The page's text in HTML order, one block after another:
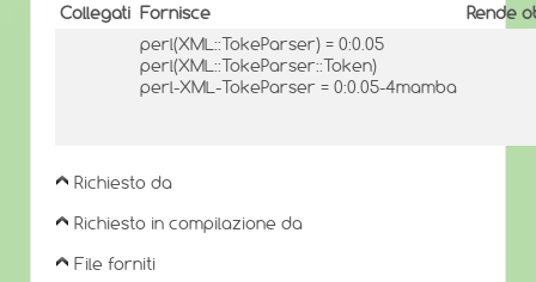
Collegati Fornisce
Rende
perl(XML::TokeParser) = 0:0.05
perl(XML::TokeParser::Token)
perl-XML-TokeParser = 0:0.05-4mamba
Richiesto da
Richiesto in compilazione da
File forniti